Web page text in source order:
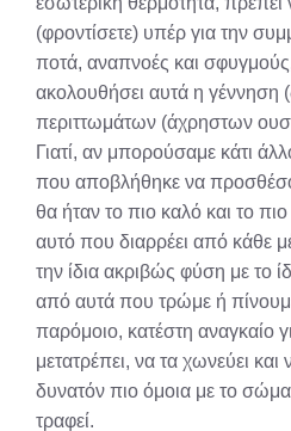
(φροντίσετε) υπέρ για την
ποτά, αναπνοές και
ακολουθήσει αυτά η γέννηση
περιττωμάτων (άχρηστων
Γιατί, αν μπορούσαμε κάτι
που αποβλήθηκε να
θα ήταν το πιο καλό και το
αυτό που διαρρέει από κάθε
την ίδια ακριβώς φύση με το
από αυτά που τρώμε ή
παρόμοιο, κατέστη αναγκαίο
μετατρέπει, να τα χωνεύει και
δυνατόν πιο όμοια με το
τραφεί.